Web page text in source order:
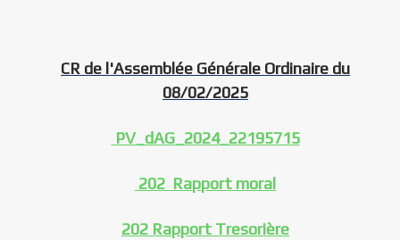
CR de l'Assemblée Générale Ordinaire du
08/02/2025
PV_dAG_2024_22195715
202 Rapport moral
202 Rapport Tresorière